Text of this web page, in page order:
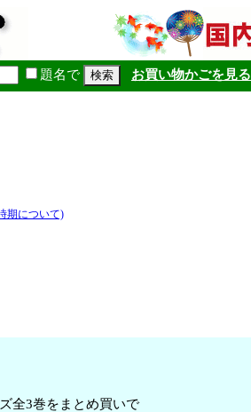
題名で お買い物かごを見る
期について)
全3巻をまとめ買いで